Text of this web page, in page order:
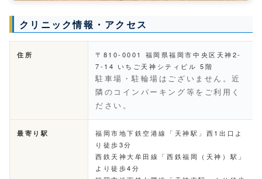
クリニック情報・アクセス
住所
〒810-0001 福岡県福岡市中央区天神2-
7-14 いちご天神シティビル 5階
駐車場・駐輪場はございません。近
隣のコインパーキング等をご利用く
ださい。
最寄り駅
福岡市地下鉄空港線「天神駅」西1出口よ
り徒歩3分
西鉄天神大牟田線「西鉄福岡（天神）駅」
より徒歩4分